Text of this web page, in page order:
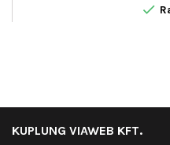

KUPLUNG VIAWEB KFT.